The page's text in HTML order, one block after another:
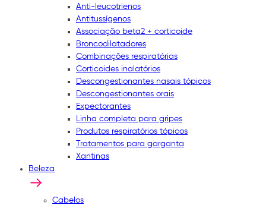
Anti-leucotrienos
Antitussígenos
Associação beta2 + corticoide
Broncodilatadores
Combinações respiratórias
Corticoides inalatórios
Descongestionantes nasais tópicos
Descongestionantes orais
Expectorantes
Linha completa para gripes
Produtos respiratórios tópicos
Tratamentos para garganta
Xantinas
Beleza
Cabelos